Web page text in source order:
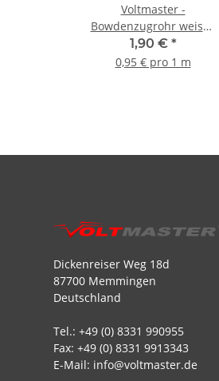
Voltmaster -
Bowdenzugrohr weiss -
2m (1 Stück)
1,90 € *
0,95 € pro 1 m
Dickenreiser Weg 18d
87700 Memmingen
Deutschland
Tel.: +49 (0) 8331 990955
Fax: +49 (0) 8331 9913343
E-Mail: info@voltmaster.de